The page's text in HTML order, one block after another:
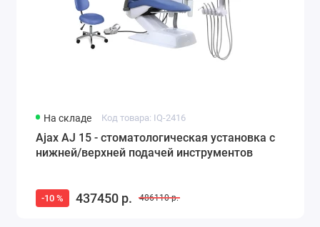
На складе Код товара: IQ-2416
Ajax AJ 15 - стоматологическая установка с
нижней/верхней подачей инструментов
-10 % 437450 р. 486110 р.